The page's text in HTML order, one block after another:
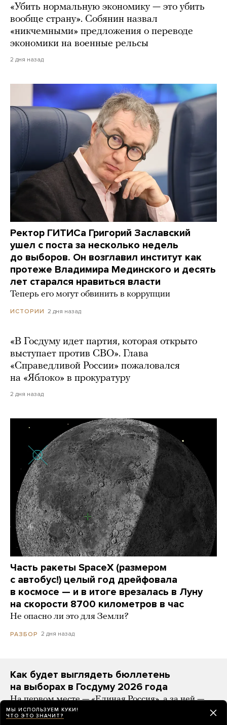
«Убить нормальную экономику — это убить
вообще страну». Собянин назвал
«никчемными» предложения о переводе
экономики на военные рельсы
2 дня назад
Ректор ГИТИСа Григорий Заславский
ушел с поста за несколько недель
до выборов. Он возглавил институт как
протеже Владимира Мединского и десять
лет старался нравиться власти
Теперь его могут обвинить в коррупции
ИСТОРИИ 2 дня назад
«В Госдуму идет партия, которая открыто
выступает против СВО». Глава
«Справедливой России» пожаловался
на «Яблоко» в прокуратуру
2 дня назад
Часть ракеты SpaceX (размером
с автобус!) целый год дрейфовала
в космосе — и в итоге врезалась в Луну
на скорости 8700 километров в час
Не опасно ли это для Земли?
РАЗБОР 2 дня назад
Как будет выглядеть бюллетень
на выборах в Госдуму 2026 года
На первом месте — «Единая Россия», а за ней —
«Яблоко» (с лозунгом «За мир и свободу»)
МЫ ИСПОЛЬЗУЕМ КУКИ!
ЧТО ЭТО ЗНАЧИТ?